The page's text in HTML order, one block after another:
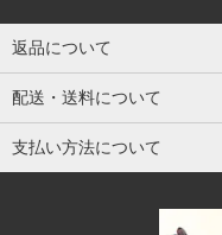
返品について
配送・送料について
支払い方法について